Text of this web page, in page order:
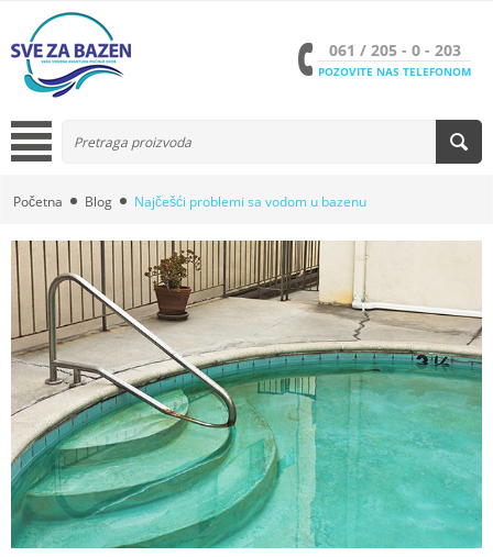
061 / 205 - 0 - 203
POZOVITE NAS TELEFONOM
Početna Blog Najčešći problemi sa vodom u bazenu